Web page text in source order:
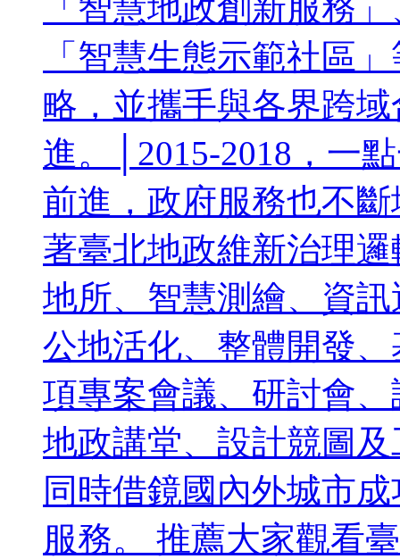
「智慧地政創新服務
「智慧生態示範社區
略，並攜手與各界跨
進。│2015-2018，一
前進，政府服務也不
著臺北地政維新治理
地所、智慧測繪、資
公地活化、整體開發
項專案會議、研討會
地政講堂、設計競圖
同時借鏡國內外城市
服務。 推薦大家觀看